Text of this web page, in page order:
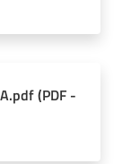
(PDF -